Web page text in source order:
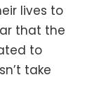
lives to
that the
to
take